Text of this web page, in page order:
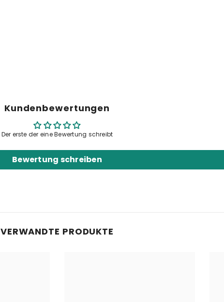
Kundenbewertungen
Der erste der eine Bewertung schreibt
Bewertung schreiben
VERWANDTE PRODUKTE